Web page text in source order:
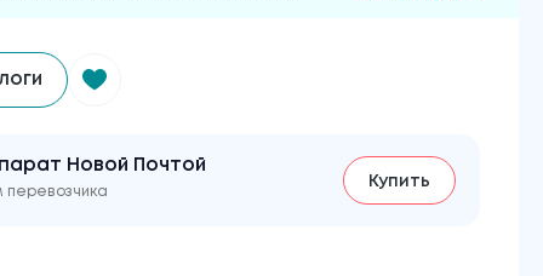
Новой Почтой
перевозчика
Купить